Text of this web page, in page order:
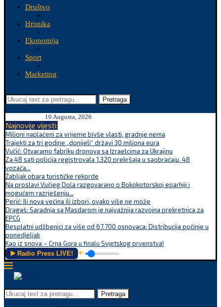
Društvo
Hronika
Ekonomija
Sport
Marketing
Pretraga
10 Augusta, 2026
Najnovije vijesti:
Milioni naplaćeni za vrijeme bivše vlasti, gradnje nema
Trajekti za tri godine „donijeli“ državi 30 miliona eura
Vučić: Otvaramo fabriku dronova sa Izraelcima za Ukrajinu
Za 48 sati policija registrovala 1.320 prekršaja u saobraćaju, 48
vozača...
Žabljak obara turističke rekorde
Na proslavi Vučjeg Dola razgovarano o Bokokotorskoj eparhiji i
mogućem razrješenju...
Perić: Ili nova većina ili izbori, ovako više ne može
Dragaš: Saradnja sa Masdarom je najvažnija razvojna prekretnica za
EPCG
Besplatni udžbenici za više od 67.700 osnovaca: Distribucija počinje u
ponedjeljak
Kao iz snova – Crna Gora u finalu Svjetskog prvenstva!
▶️ Radio Press LIVE! 🔊
Pretraga